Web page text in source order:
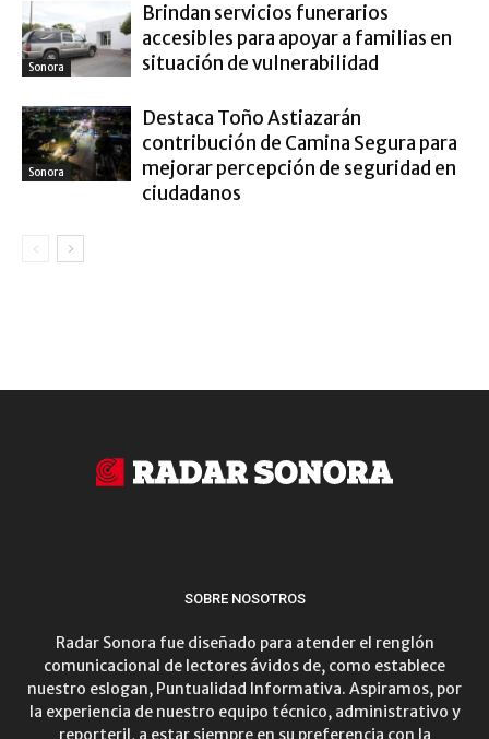
Sonora
Brindan servicios funerarios
accesibles para apoyar a familias en
situación de vulnerabilidad
Sonora
Destaca Toño Astiazarán
contribución de Camina Segura para
mejorar percepción de seguridad en
ciudadanos
SOBRE NOSOTROS
Radar Sonora fue diseñado para atender el renglón
comunicacional de lectores ávidos de, como establece
nuestro eslogan, Puntualidad Informativa. Aspiramos, por
la experiencia de nuestro equipo técnico, administrativo y
reporteril, a estar siempre en su preferencia con la